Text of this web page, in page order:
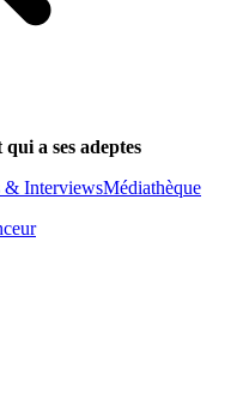
a ses adeptes
& InterviewsMédiathèque